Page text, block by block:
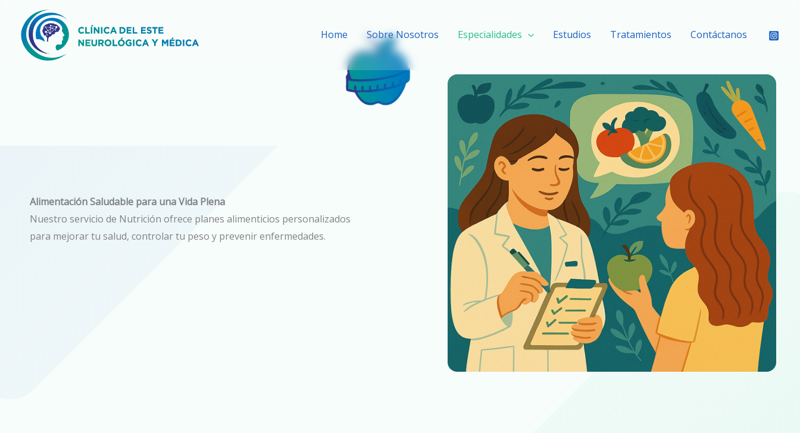
contenido
Home Sobre Nosotros Especialidades Estudios Tratamientos Contáctanos
Nutrición
Alimentación Saludable para una Vida Plena
Nuestro servicio de Nutrición ofrece planes alimenticios personalizados
para mejorar tu salud, controlar tu peso y prevenir enfermedades.